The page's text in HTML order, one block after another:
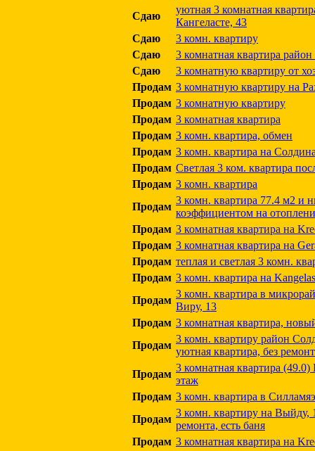
Сдаю
уютная 3 комнатная
Кангеласте, 43
Сдаю
3 комн. квартиру
Сдаю
3 комнатная квартира
Сдаю
3 комнатную квартиру от
Продам 3 комнатную квартиру на
Продам 3 комнатную квартиру
Продам 3 комнатная квартира
Продам 3 комн. квартира, обмен
Продам 3 комн. квартира на
Продам Светлая 3 ком. квартира
Продам 3 комн. квартира
Продам
3 комн. квартира 77.4 м2 и
коэффициентом на
Продам 3 комнатная квартира на
Продам 3 комнатная квартира на
Продам теплая и светлая 3 комн.
Продам 3 комн. квартира на
Продам
3 комн. квартира в
Виру, 13
Продам 3 комнатная квартира,
Продам
3 комн. квартиру район
уютная квартира, без
Продам
3 комнатная квартира
этаж
Продам 3 комн. квартира в
Продам
3 комн. квартиру на Выйду,
ремонта, есть баня
Продам 3 комнатная квартира на